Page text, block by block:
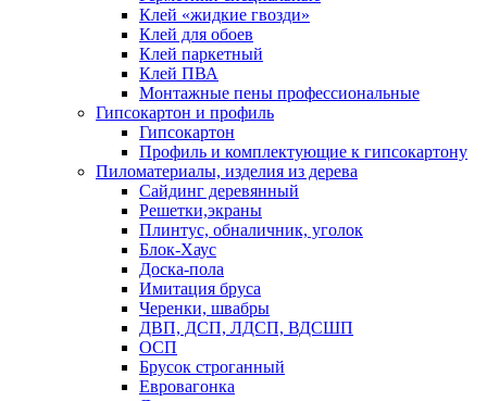
Клей «жидкие гвозди»
Клей для обоев
Клей паркетный
Клей ПВА
Монтажные пены профессиональные
Гипсокартон и профиль
Гипсокартон
Профиль и комплектующие к гипсокартону
Пиломатериалы, изделия из дерева
Сайдинг деревянный
Решетки,экраны
Плинтус, обналичник, уголок
Блок-Хаус
Доска-пола
Имитация бруса
Черенки, швабры
ДВП, ДСП, ЛДСП, ВДСШП
ОСП
Брусок строганный
Евровагонка